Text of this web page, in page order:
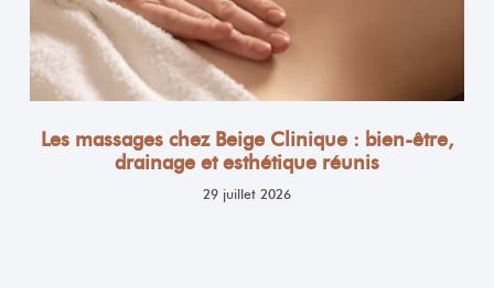
Les massages chez Beige Clinique : bien-être,
drainage et esthétique réunis
29 juillet 2026